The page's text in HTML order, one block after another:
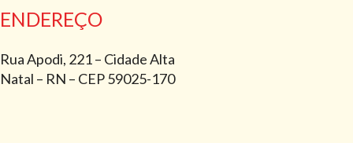
ENDEREÇO
Rua Apodi, 221 – Cidade Alta
Natal – RN – CEP 59025-170